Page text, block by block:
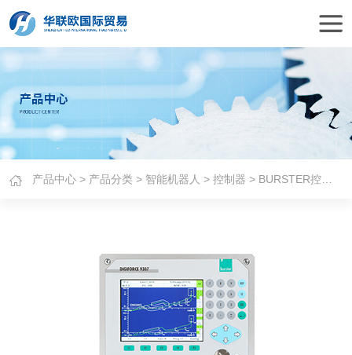
产品中心 > 产品分类 > 智能机器人 >控制器 > BURSTER控制器DIGIFORCE®9307